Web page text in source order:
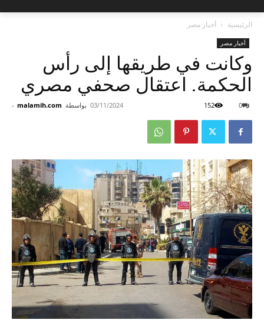
الرئيسية أخبار مصر
أخبار مصر
وكانت في طريقها إلى رأس
الحكمة. اعتقال صحفي مصري
بواسطة malamih.com
- 03/11/2024 0
152